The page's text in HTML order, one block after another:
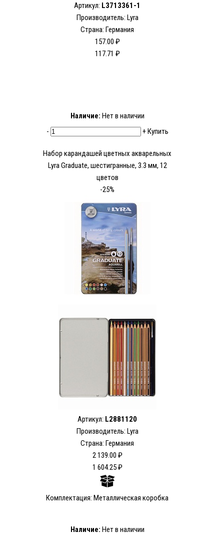
Артикул: L3713361-1
Производитель: Lyra
Страна: Германия
157.00 ₽
117.71 ₽
Наличие: Нет в наличии
-
+Купить
Набор карандашей цветных акварельных
Lyra Graduate, шестигранные, 3.3 мм, 12
цветов
-25%
Артикул: L2881120
Производитель: Lyra
Страна: Германия
2 139.00 ₽
1 604.25 ₽
Комплектация: Металлическая коробка
Наличие: Нет в наличии